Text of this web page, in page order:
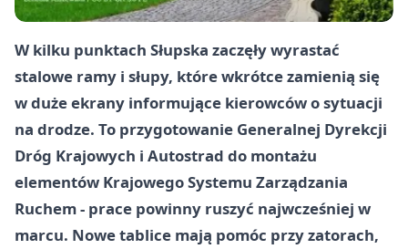
W kilku punktach Słupska zaczęły wyrastać
stalowe ramy i słupy, które wkrótce zamienią się
w duże ekrany informujące kierowców o sytuacji
na drodze. To przygotowanie Generalnej Dyrekcji
Dróg Krajowych i Autostrad do montażu
elementów Krajowego Systemu Zarządzania
Ruchem - prace powinny ruszyć najwcześniej w
marcu. Nowe tablice mają pomóc przy zatorach,